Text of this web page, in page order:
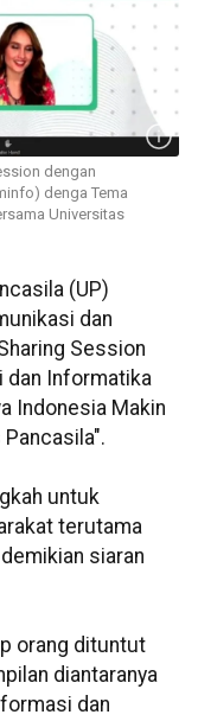
dengan
denga Tema
Universitas
(UP)
dan
Session
dan Informatika
Indonesia Makin
Pancasila".
untuk
terutama
siaran
orang dituntut
diantaranya
dan